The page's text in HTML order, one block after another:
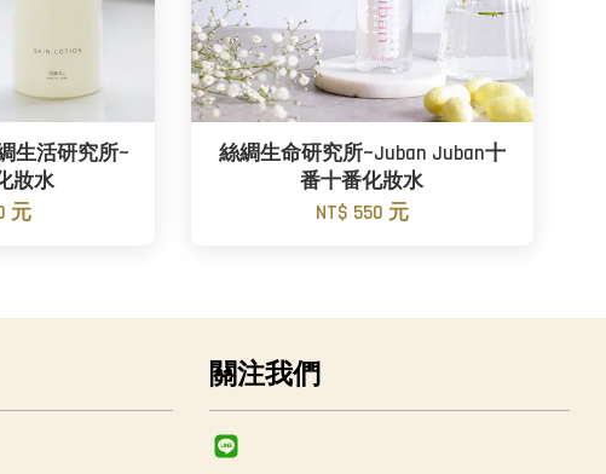
生活研究所~
妝水
元
絲綢生命研究所~Juban Juban十
番十番化妝水
NT$ 550 元
關注我們